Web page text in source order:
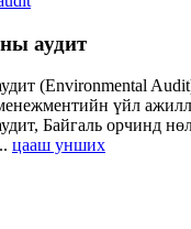
аудит
(Environmental
үйл
Байгаль орчинд
цааш унших